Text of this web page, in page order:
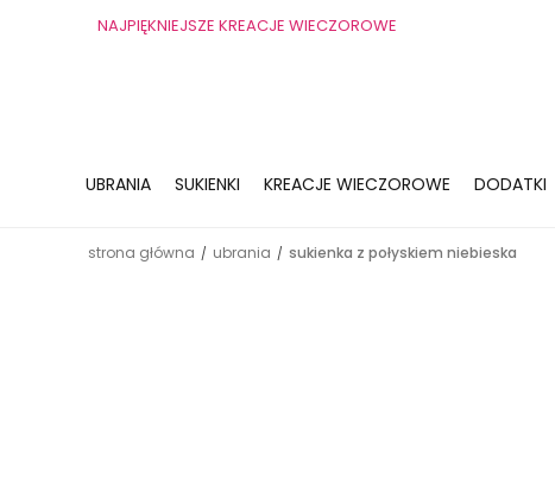
NAJPIĘKNIEJSZE KREACJE WIECZOROWE
UBRANIA SUKIENKI KREACJE WIECZOROWE DODATKI
strona główna / ubrania / sukienka z połyskiem niebieska